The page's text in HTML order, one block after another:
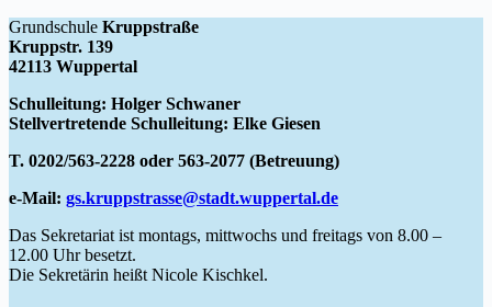
Grundschule Kruppstraße
Kruppstr. 139
42113 Wuppertal
Schulleitung: Holger Schwaner
Stellvertretende Schulleitung: Elke Giesen
T. 0202/563-2228 oder 563-2077 (Betreuung)
e-Mail: gs.kruppstrasse@stadt.wuppertal.de
Das Sekretariat ist montags, mittwochs und freitags von 8.00 –
12.00 Uhr besetzt.
Die Sekretärin heißt Nicole Kischkel.